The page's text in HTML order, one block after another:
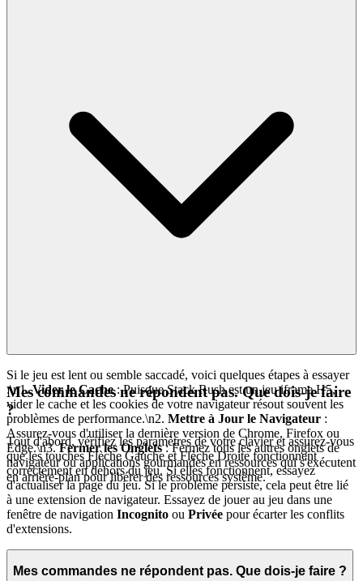
Si le jeu est lent ou semble saccadé, voici quelques étapes à essayer
:\n1.Vider le Cache: Puisque Stack Rush est un jeu iframe H5,
vider le cache et les cookies de votre navigateur résout souvent les
problèmes de performance.\n2. Mettre à Jour le Navigateur :
Assurez-vous d'utiliser la dernière version de Chrome, Firefox ou
Edge.\n3.Fermer les Onglets: Fermez tous les autres onglets de
navigateur ou applications gourmandes en ressources qui s'exécutent
en arrière-plan pour libérer des ressources système.
Mes commandes ne répondent pas. Que dois-je faire
?
Tout d'abord, vérifiez les paramètres de votre clavier et assurez-vous
que les touches Flèche Gauche et Flèche Droite fonctionnent
correctement en dehors du jeu. Si elles fonctionnent, essayez
d'actualiser la page du jeu. Si le problème persiste, cela peut être lié
à une extension de navigateur. Essayez de jouer au jeu dans une
fenêtre de navigation Incognito ou Privée pour écarter les conflits
d'extensions.
Mes commandes ne répondent pas. Que dois-je faire ?